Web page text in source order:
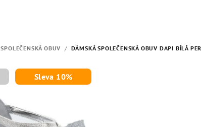
SPOLEČENSKÁ OBUV / DÁMSKÁ SPOLEČENSKÁ OBUV DAPI BÍLÁ
Sleva 10%